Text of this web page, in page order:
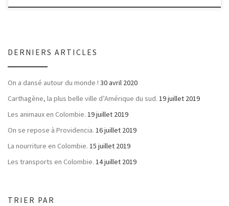
DERNIERS ARTICLES
On a dansé autour du monde ! 30 avril 2020
Carthagène, la plus belle ville d’Amérique du sud. 19 juillet 2019
Les animaux en Colombie. 19 juillet 2019
On se repose à Providencia. 16 juillet 2019
La nourriture en Colombie. 15 juillet 2019
Les transports en Colombie. 14 juillet 2019
TRIER PAR